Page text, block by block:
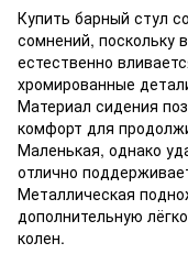
Купить барный стул
сомнений, поскольку
естественно
хромированные
Материал сидения
комфорт для
Маленькая, однако
отлично
Металлическая
дополнительную
колен.